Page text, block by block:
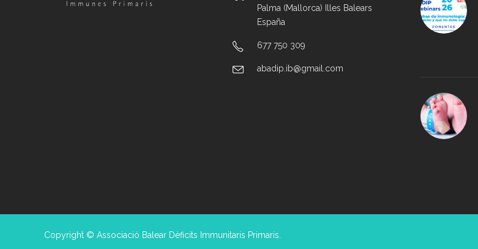
Palma (Mallorca) Illes Balears
España
677 750 309
abadip.ib@gmail.com
Copyright © Associació Balear Dèficits Immunitaris Primaris.